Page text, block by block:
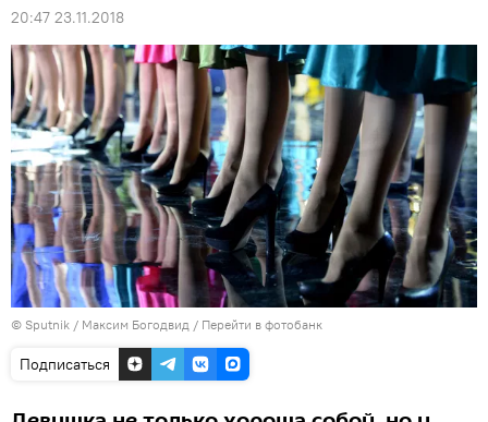
20:47 23.11.2018
© Sputnik / Максим Богодвид / Перейти в фотобанк
Подписаться